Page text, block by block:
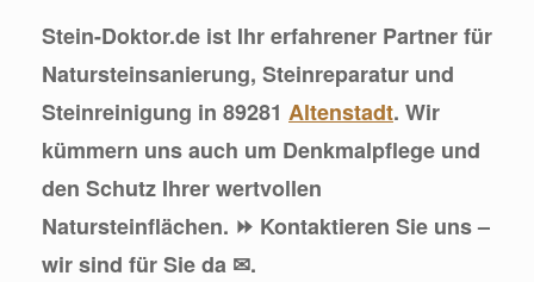
Stein-Doktor.de ist Ihr erfahrener Partner für
Natursteinsanierung, Steinreparatur und
Steinreinigung in 89281 Altenstadt. Wir
kümmern uns auch um Denkmalpflege und
den Schutz Ihrer wertvollen
Natursteinflächen. ⏩ Kontaktieren Sie uns –
wir sind für Sie da ✉.